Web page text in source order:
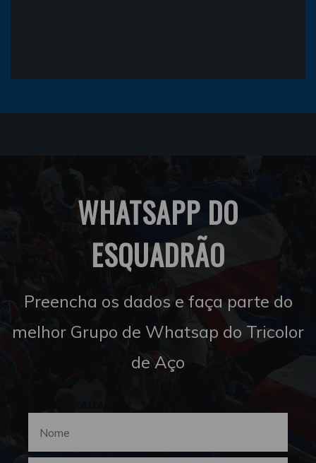
WHATSAPP DO
ESQUADRÃO
Preencha os dados e faça parte do
melhor Grupo de Whatsap do Tricolor
de Aço